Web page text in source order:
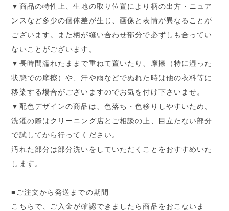
▼商品の特性上、生地の取り位置により柄の出方・ニュア
ンスなど多少の個体差が生じ、画像と表情が異なることが
ございます。また柄が縫い合わせ部分で必ずしも合ってい
ないことがございます。
▼長時間濡れたままで重ねて置いたり、摩擦（特に湿った
状態での摩擦）や、汗や雨などでぬれた時は他の衣料等に
移染する場合がございますのでお気を付け下さいませ。
▼配色デザインの商品は、色落ち・色移りしやすいため、
洗濯の際はクリーニング店とご相談の上、目立たない部分
で試してから行ってください。
汚れた部分は部分洗いをしていただくことをおすすめいた
します。
■ご注文から発送までの期間
こちらで、ご入金が確認できましたら商品をおこないま